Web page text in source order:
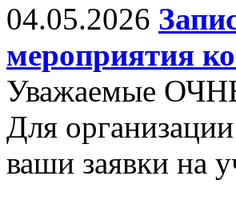
04.05.2026
мероприятия
Уважаемые
Для
ваши заявки на